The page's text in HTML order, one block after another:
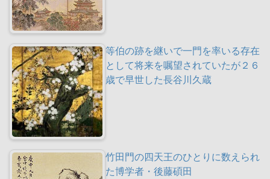
等伯の跡を継いで一門を率いる存在
として将来を嘱望されていたが２６
歳で早世した長谷川久蔵
竹田門の四天王のひとりに数えられ
た博学者・後藤碩田